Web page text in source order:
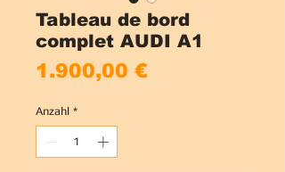
Tableau de bord
complet AUDI A1
1.900,00 €
Anzahl *